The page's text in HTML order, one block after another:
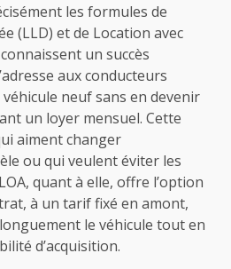
les formules de
(LLD) et de Location avec
un succès
aux conducteurs
neuf sans en devenir
un loyer mensuel. Cette
aiment changer
ou qui veulent éviter les
quant à elle, offre l’option
à un tarif fixé en amont,
le véhicule tout en
d’acquisition.